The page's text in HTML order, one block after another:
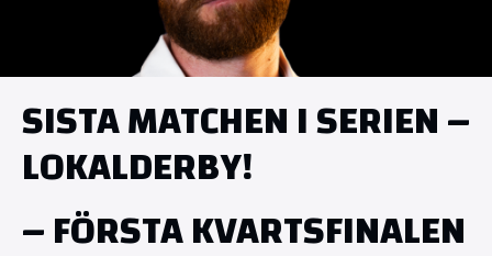
SISTA MATCHEN I SERIEN –
LOKALDERBY!
–FÖRSTA KVARTSFINALEN